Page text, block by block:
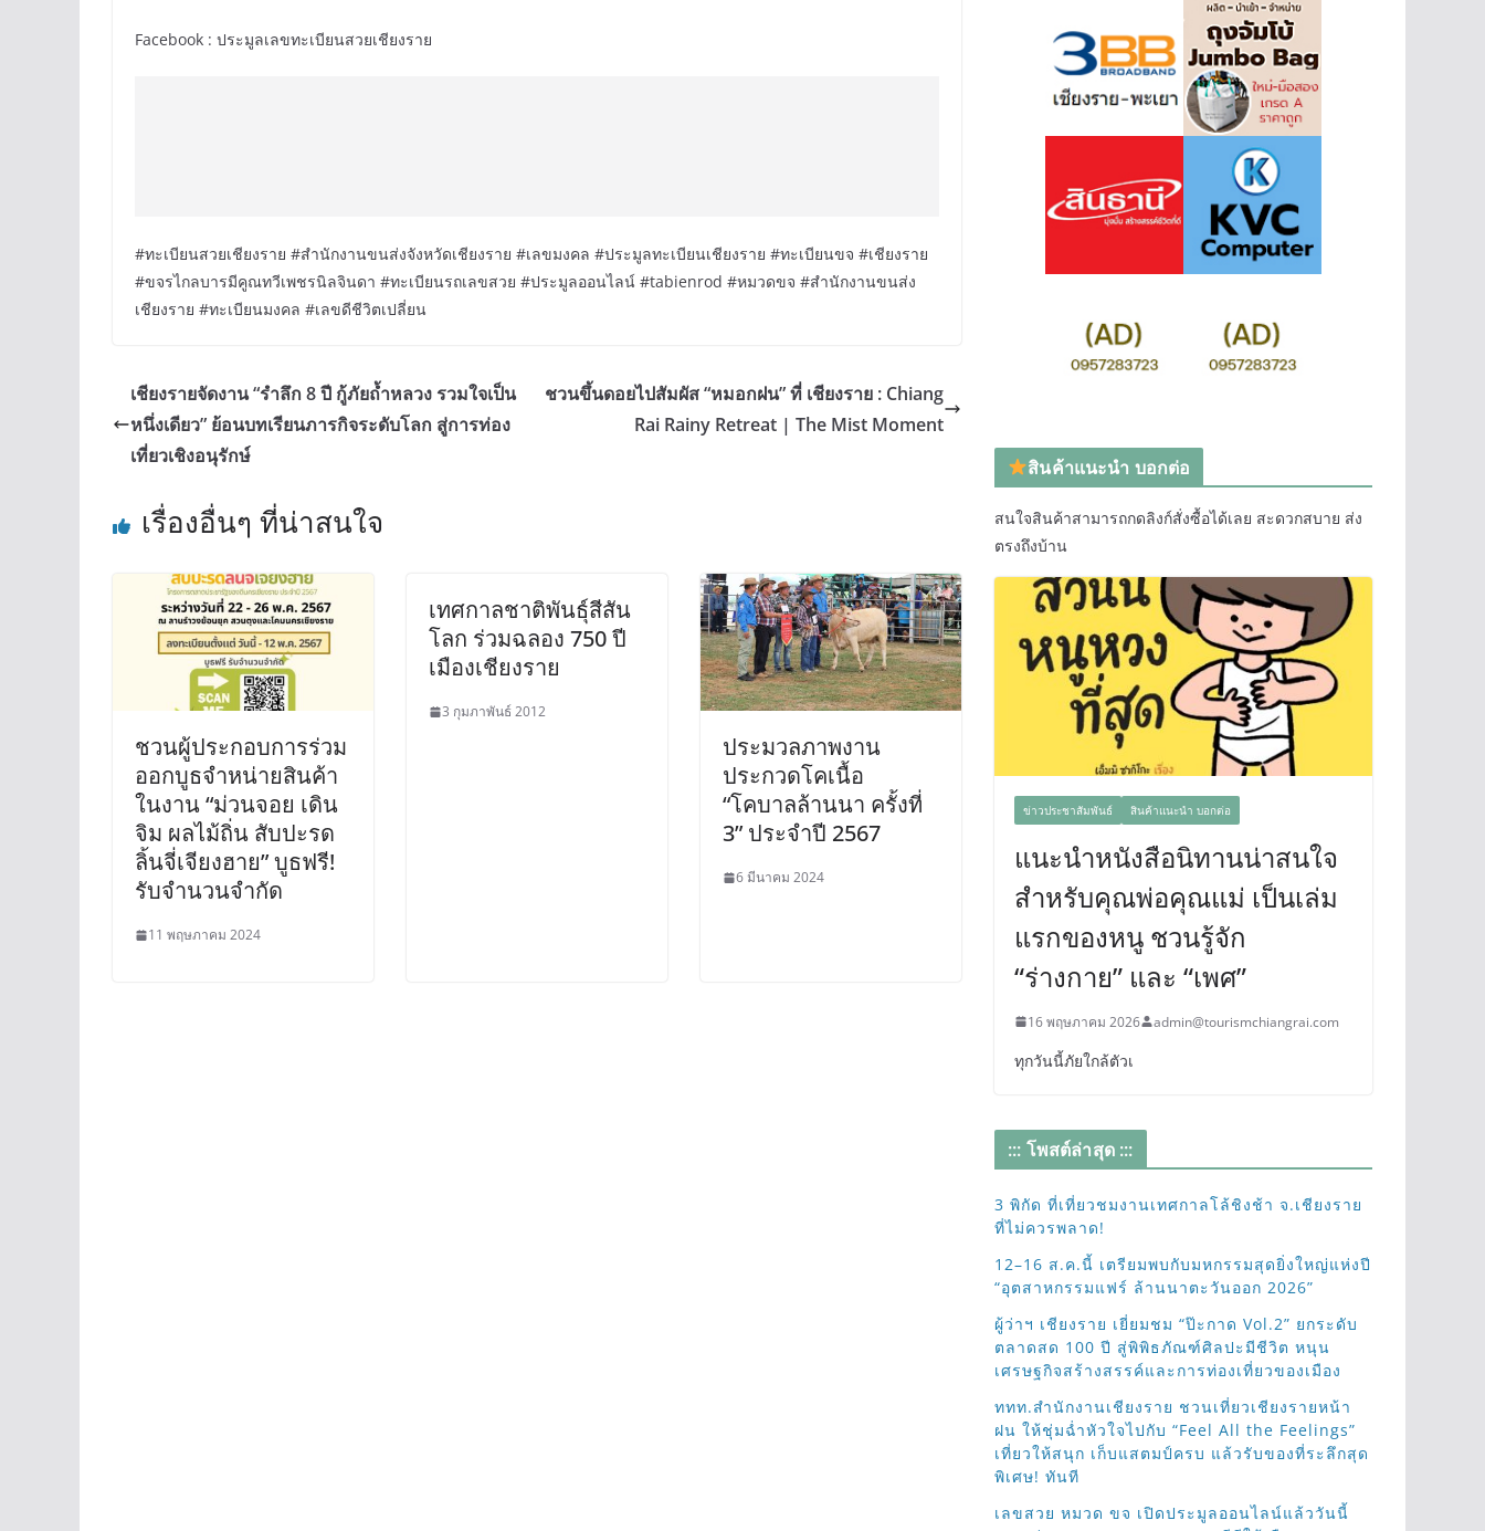
Facebook : ประมูลเลขทะเบียนสวยเชียงราย
#ทะเบียนสวยเชียงราย #สำนักงานขนส่งจังหวัดเชียงราย #เลขมงคล #ประมูลทะเบียนเชียงราย #ทะเบียนขจ #เชียงราย
#ขจรไกลบารมีคูณทวีเพชรนิลจินดา #ทะเบียนรถเลขสวย #ประมูลออนไลน์ #tabienrod #หมวดขจ #สำนักงานขนส่ง
เชียงราย #ทะเบียนมงคล #เลขดีชีวิตเปลี่ยน
เชียงรายจัดงาน “รำลึก 8 ปี กู้ภัยถ้ำหลวง รวมใจเป็น
หนึ่งเดียว” ย้อนบทเรียนภารกิจระดับโลก สู่การท่อง
เที่ยวเชิงอนุรักษ์
ชวนขึ้นดอยไปสัมผัส “หมอกฝน” ที่ เชียงราย : Chiang
Rai Rainy Retreat | The Mist Moment
เรื่องอื่นๆ ที่น่าสนใจ
ชวนผู้ประกอบการร่วม
ออกบูธจำหน่ายสินค้า
ในงาน “ม่วนจอย เดิน
จิม ผลไม้ถิ่น สับปะรด
ลิ้นจี่เจียงฮาย” บูธฟรี!
รับจำนวนจำกัด
11 พฤษภาคม 2024
เทศกาลชาติพันธุ์สีสัน
โลก ร่วมฉลอง 750 ปี
เมืองเชียงราย
3 กุมภาพันธ์ 2012
ประมวลภาพงาน
ประกวดโคเนื้อ
“โคบาลล้านนา ครั้งที่
3” ประจำปี 2567
6 มีนาคม 2024
สินค้าแนะนำ บอกต่อ
สนใจสินค้าสามารถกดลิงก์สั่งซื้อได้เลย สะดวกสบาย ส่ง
ตรงถึงบ้าน
ข่าวประชาสัมพันธ์ สินค้าแนะนำ บอกต่อ
แนะนำหนังสือนิทานน่าสนใจ
สำหรับคุณพ่อคุณแม่ เป็นเล่ม
แรกของหนู ชวนรู้จัก
“ร่างกาย” และ “เพศ”
16 พฤษภาคม 2026 admin@tourismchiangrai.com
ทุกวันนี้ภัยใกล้ตัวเ
::: โพสต์ล่าสุด :::
3 พิกัด ที่เที่ยวชมงานเทศกาลโล้ชิงช้า จ.เชียงราย
ที่ไม่ควรพลาด!
12–16 ส.ค.นี้ เตรียมพบกับมหกรรมสุดยิ่งใหญ่แห่งปี
“อุตสาหกรรมแฟร์ ล้านนาตะวันออก 2026”
ผู้ว่าฯ เชียงราย เยี่ยมชม “ป๊ะกาด Vol.2” ยกระดับ
ตลาดสด 100 ปี สู่พิพิธภัณฑ์ศิลปะมีชีวิต หนุน
เศรษฐกิจสร้างสรรค์และการท่องเที่ยวของเมือง
ททท.สำนักงานเชียงราย ชวนเที่ยวเชียงรายหน้า
ฝน ให้ชุ่มฉ่ำหัวใจไปกับ “Feel All the Feelings”
เที่ยวให้สนุก เก็บแสตมป์ครบ แล้วรับของที่ระลึกสุด
พิเศษ! ทันที
เลขสวย หมวด ขจ เปิดประมูลออนไลน์แล้ววันนี้